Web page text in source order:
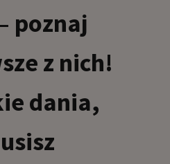
poznaj
z nich!
dania,